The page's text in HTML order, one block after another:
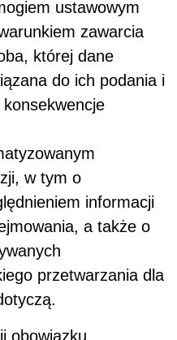
ustawowym
zawarcia
której dane
do ich podania i
w tym o
informacji
a także o
przetwarzania dla
obowiązku